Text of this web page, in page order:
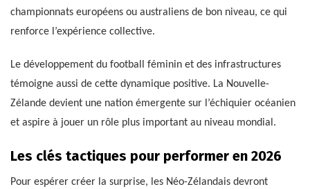
championnats européens ou australiens de bon niveau, ce qui
renforce l’expérience collective.
Le développement du football féminin et des infrastructures
témoigne aussi de cette dynamique positive. La Nouvelle-
Zélande devient une nation émergente sur l’échiquier océanien
et aspire à jouer un rôle plus important au niveau mondial.
Les clés tactiques pour performer en 2026
Pour espérer créer la surprise, les Néo-Zélandais devront